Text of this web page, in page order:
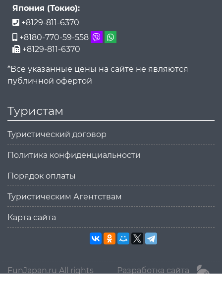
Япония (Токио):
+8129-811-6370
+8180-770-59-558
+8129-811-6370
*Все указанные цены на сайте не являются
публичной офертой
Туристам
Туристический договор
Политика конфиденциальности
Порядок оплаты
Туристическим Агентствам
Карта сайта
FunJapan.ru All rights
Разработка сайта